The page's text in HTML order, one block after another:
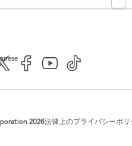
2026法律上のプライバシーポリ